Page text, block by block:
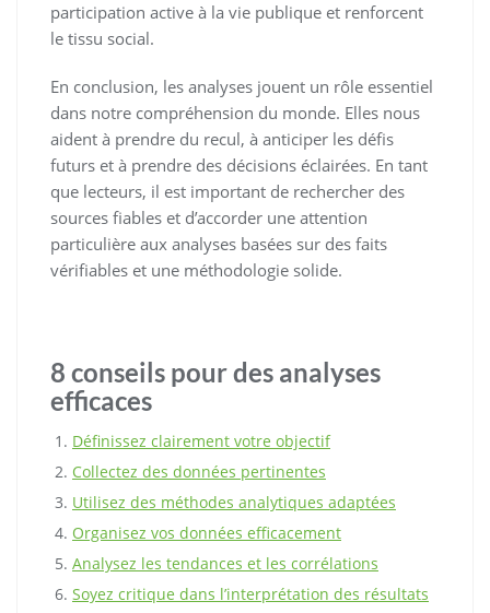
participation active à la vie publique et renforcent
le tissu social.
En conclusion, les analyses jouent un rôle essentiel
dans notre compréhension du monde. Elles nous
aident à prendre du recul, à anticiper les défis
futurs et à prendre des décisions éclairées. En tant
que lecteurs, il est important de rechercher des
sources fiables et d’accorder une attention
particulière aux analyses basées sur des faits
vérifiables et une méthodologie solide.
8 conseils pour des analyses
efficaces
Définissez clairement votre objectif
Collectez des données pertinentes
Utilisez des méthodes analytiques adaptées
Organisez vos données efficacement
Analysez les tendances et les corrélations
Soyez critique dans l’interprétation des résultats